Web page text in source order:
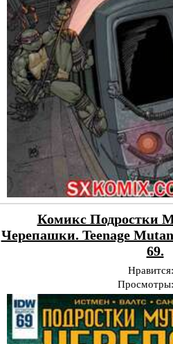
Комикс Подростки
Черепашки. Teenage
69.
Нравится:
Просмотры: